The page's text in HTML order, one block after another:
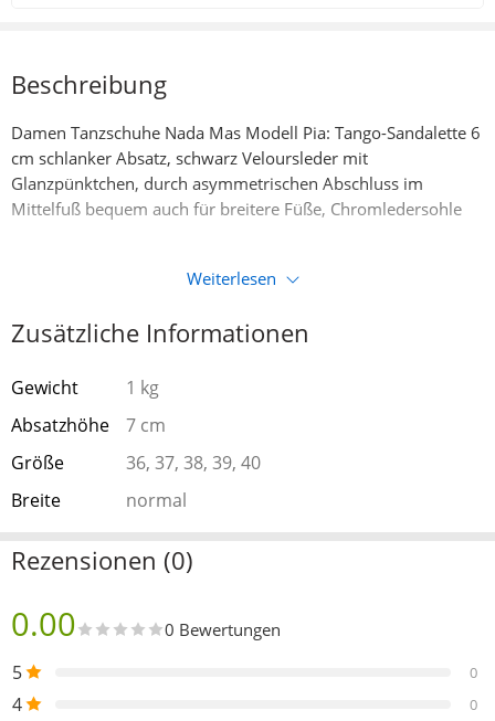
Beschreibung
Damen Tanzschuhe Nada Mas Modell Pia: Tango-Sandalette 6
cm schlanker Absatz, schwarz Veloursleder mit
Glanzpünktchen, durch asymmetrischen Abschluss im
Mittelfuß bequem auch für breitere Füße, Chromledersohle
Weiterlesen
Zusätzliche Informationen
Gewicht
1 kg
Absatzhöhe
7 cm
Größe
36, 37, 38, 39, 40
Breite
normal
Rezensionen (0)
0.00 0 Bewertungen
5 0
4 0